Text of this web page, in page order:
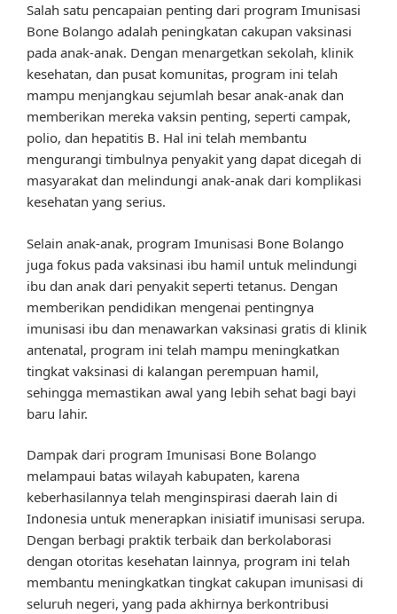
Salah satu pencapaian penting dari program Imunisasi
Bone Bolango adalah peningkatan cakupan vaksinasi
pada anak-anak. Dengan menargetkan sekolah, klinik
kesehatan, dan pusat komunitas, program ini telah
mampu menjangkau sejumlah besar anak-anak dan
memberikan mereka vaksin penting, seperti campak,
polio, dan hepatitis B. Hal ini telah membantu
mengurangi timbulnya penyakit yang dapat dicegah di
masyarakat dan melindungi anak-anak dari komplikasi
kesehatan yang serius.
Selain anak-anak, program Imunisasi Bone Bolango
juga fokus pada vaksinasi ibu hamil untuk melindungi
ibu dan anak dari penyakit seperti tetanus. Dengan
memberikan pendidikan mengenai pentingnya
imunisasi ibu dan menawarkan vaksinasi gratis di klinik
antenatal, program ini telah mampu meningkatkan
tingkat vaksinasi di kalangan perempuan hamil,
sehingga memastikan awal yang lebih sehat bagi bayi
baru lahir.
Dampak dari program Imunisasi Bone Bolango
melampaui batas wilayah kabupaten, karena
keberhasilannya telah menginspirasi daerah lain di
Indonesia untuk menerapkan inisiatif imunisasi serupa.
Dengan berbagi praktik terbaik dan berkolaborasi
dengan otoritas kesehatan lainnya, program ini telah
membantu meningkatkan tingkat cakupan imunisasi di
seluruh negeri, yang pada akhirnya berkontribusi